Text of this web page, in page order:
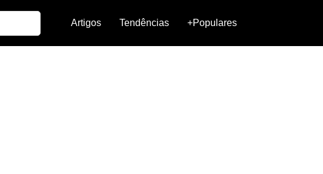
Artigos Tendências +Populares